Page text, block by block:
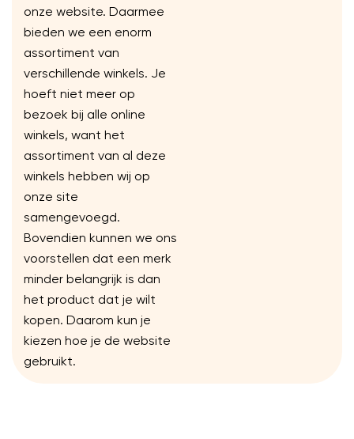
onze website. Daarmee
bieden we een enorm
assortiment van
verschillende winkels. Je
hoeft niet meer op
bezoek bij alle online
winkels, want het
assortiment van al deze
winkels hebben wij op
onze site
samengevoegd.
Bovendien kunnen we ons
voorstellen dat een merk
minder belangrijk is dan
het product dat je wilt
kopen. Daarom kun je
kiezen hoe je de website
gebruikt.